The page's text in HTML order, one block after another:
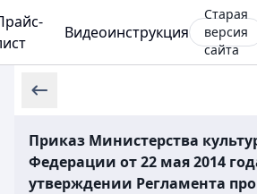
Видеоинструкция
Старая
версия
сайта
Приказ Министерства
Федерации от 22 мая 2014
утверждении Регламента